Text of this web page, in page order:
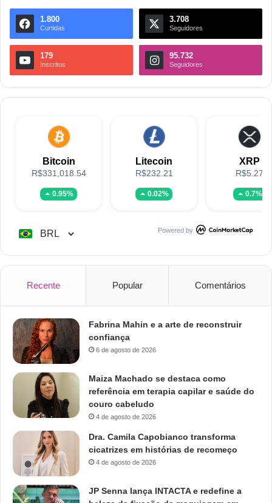
1.800
Curtidas
3.708
Seguidores
179
Inscritos
95.732
Seguidores
Bitcoin
R$331,018.54
0.95%
Litecoin
R$232.21
0.02%
XRP
R$5.27
0.7%
Powered by
Recente Popular Comentários
Fabrina Mahin e a arte de reconstruir
confiança
6 de agosto de 2026
Maiza Machado se destaca como
referência em terapia capilar e saúde do
couro cabeludo
4 de agosto de 2026
Dra. Camila Capobianco transforma
cicatrizes em histórias de recomeço
4 de agosto de 2026
JP Senna lança INTACTA e redefine a